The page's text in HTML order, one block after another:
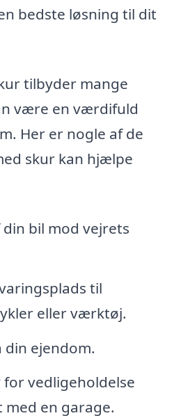
bedste løsning til dit
tilbyder mange
være en værdifuld
Her er nogle af de
skur kan hjælpe
bil mod vejrets
til
eller værktøj.
ejendom.
vedligeholdelse
en garage.